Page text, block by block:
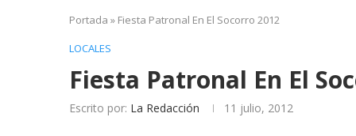
Portada » Fiesta Patronal En El Socorro 2012
LOCALES
Fiesta Patronal En El
Escrito por: La Redacción 11 julio, 2012